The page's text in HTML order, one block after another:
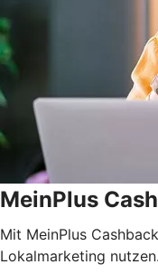
MeinPlus
Mit MeinPlus
Lokalmarketing nutzen.